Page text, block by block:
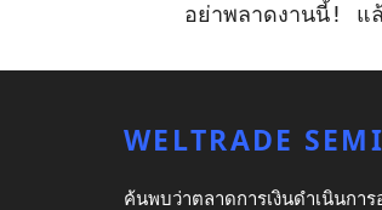
อย่าพลาดงานนี้! แ
WELTRADE
ค้นพบว่าตลาดการเงินดำเนินกา